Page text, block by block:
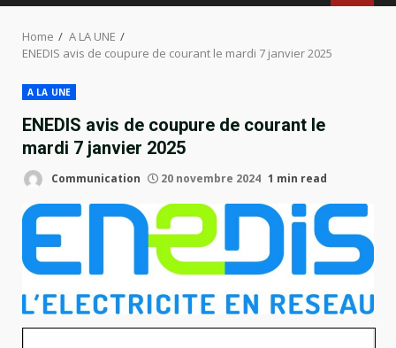
Home
A LA UNE
ENEDIS avis de coupure de courant le mardi 7 janvier 2025
A LA UNE
ENEDIS avis de coupure de courant le
mardi 7 janvier 2025
Communication 20 novembre 2024 1 min read